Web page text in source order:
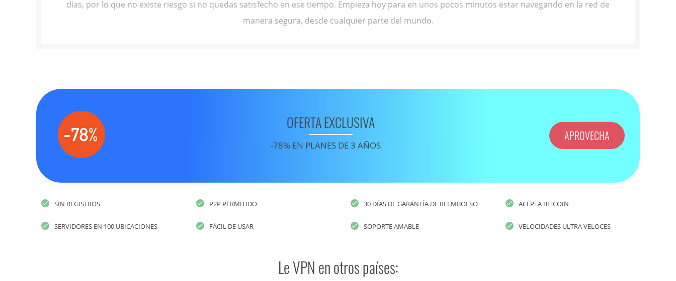
días, por lo que no existe riesgo si no quedas satisfecho en ese tiempo. Empieza hoy para en unos pocos minutos estar navegando en la red de
manera segura, desde cualquier parte del mundo.
OFERTA EXCLUSIVA
-78% EN PLANES DE 3 AÑOS
APROVECHA
SIN REGISTROS
SERVIDORES EN 100 UBICACIONES
P2P PERMITIDO
FÁCIL DE USAR
30 DÍAS DE GARANTÍA DE REEMBOLSO
SOPORTE AMABLE
ACEPTA BITCOIN
VELOCIDADES ULTRA VELOCES
Le VPN en otros países: